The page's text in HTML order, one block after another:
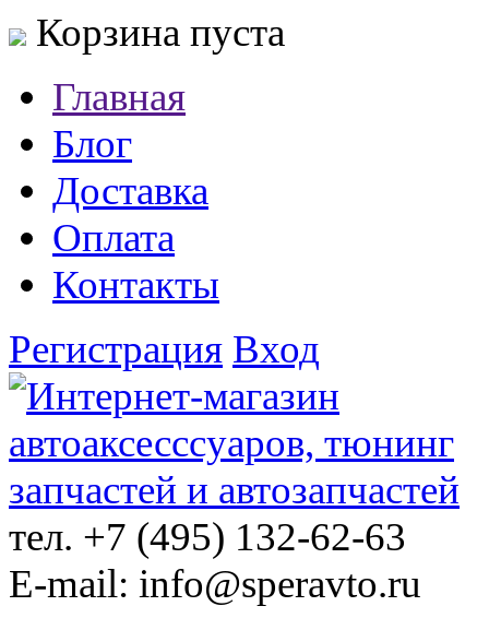
Корзина пуста
Главная
Блог
Доставка
Оплата
Контакты
Регистрация Вход
тел. +7 (495) 132-62-63
E-mail: info@speravto.ru